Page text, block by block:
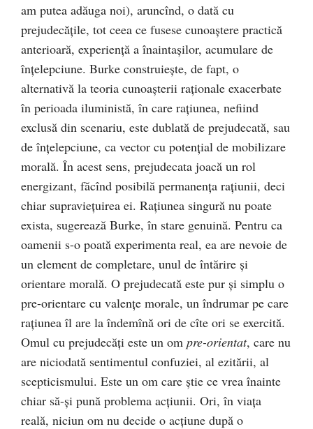
am putea adăuga noi), aruncînd, o dată cu
prejudecăţile, tot ceea ce fusese cunoaştere practică
anterioară, experienţă a înaintaşilor, acumulare de
înţelepciune. Burke construieşte, de fapt, o
alternativă la teoria cunoaşterii raţionale exacerbate
în perioada iluministă, în care raţiunea, nefiind
exclusă din scenariu, este dublată de prejudecată, sau
de înţelepciune, ca vector cu potenţial de mobilizare
morală. În acest sens, prejudecata joacă un rol
energizant, făcînd posibilă permanenţa raţiunii, deci
chiar supravieţuirea ei. Raţiunea singură nu poate
exista, sugerează Burke, în stare genuină. Pentru ca
oamenii s-o poată experimenta real, ea are nevoie de
un element de completare, unul de întărire şi
orientare morală. O prejudecată este pur şi simplu o
pre-orientare cu valenţe morale, un îndrumar pe care
raţiunea îl are la îndemînă ori de cîte ori se exercită.
Omul cu prejudecăţi este un om pre-orientat, care nu
are niciodată sentimentul confuziei, al ezitării, al
scepticismului. Este un om care ştie ce vrea înainte
chiar să-şi pună problema acţiunii. Ori, în viaţa
reală, niciun om nu decide o acţiune după o